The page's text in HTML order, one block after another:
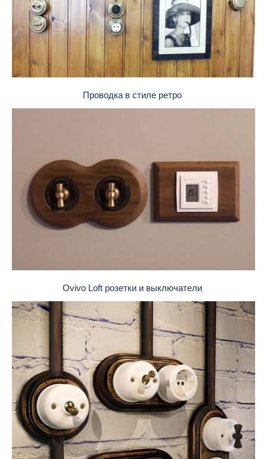
Проводка в стиле ретро
Ovivo Loft розетки и выключатели